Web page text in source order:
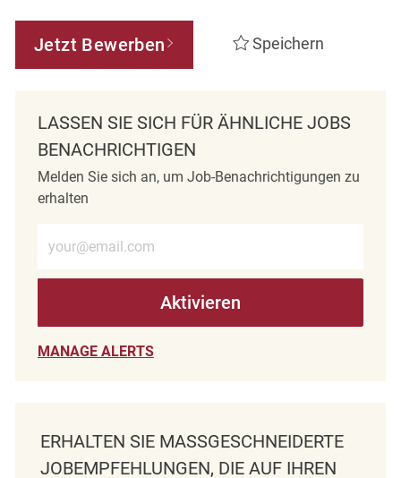
Jetzt Bewerben Speichern
LASSEN SIE SICH FÜR ÄHNLICHE JOBS
BENACHRICHTIGEN
Melden Sie sich an, um Job-Benachrichtigungen zu
erhalten
Aktivieren
MANAGE ALERTS
ERHALTEN SIE MASSGESCHNEIDERTE J
OBEMPFEHLUNGEN, DIE AUF IHREN I